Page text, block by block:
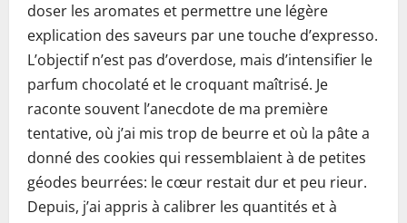
doser les aromates et permettre une légère
explication des saveurs par une touche d’expresso.
L’objectif n’est pas d’overdose, mais d’intensifier le
parfum chocolaté et le croquant maîtrisé. Je
raconte souvent l’anecdote de ma première
tentative, où j’ai mis trop de beurre et où la pâte a
donné des cookies qui ressemblaient à de petites
géodes beurrées: le cœur restait dur et peu rieur.
Depuis, j’ai appris à calibrer les quantités et à